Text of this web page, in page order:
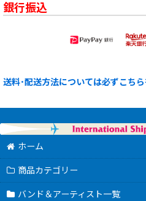
銀行振込
送料･配送方法については必ずこちら
ホーム
商品カテゴリー
バンド＆アーティスト一覧